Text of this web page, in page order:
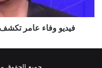
النفسي
فيديو وفاء عامر